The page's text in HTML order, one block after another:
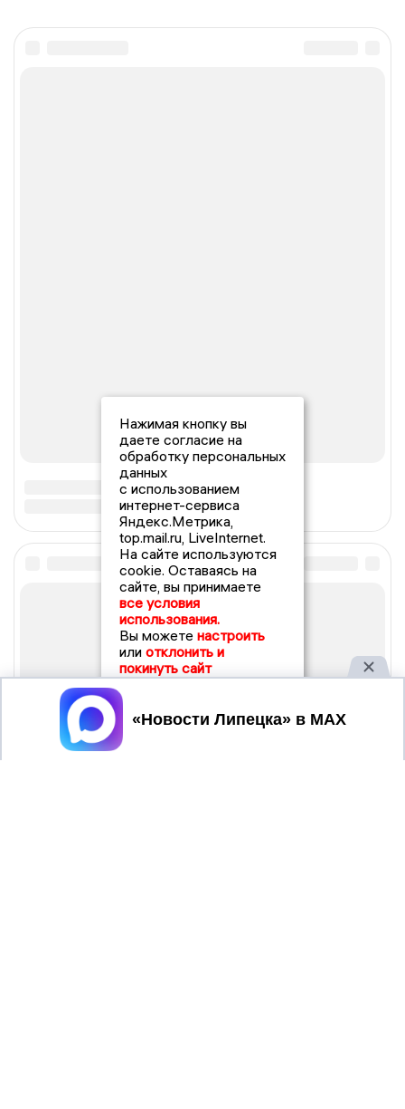
Нажимая кнопку вы
даете согласие на
обработку персональных
данных
с использованием
интернет-сервиса
Яндекс.Метрика,
top.mail.ru, LiveInternet.
На сайте используются
cookie. Оставаясь на
сайте, вы принимаете
все условия
использования.
Вы можете настроить
или отклонить и
покинуть сайт
Принять